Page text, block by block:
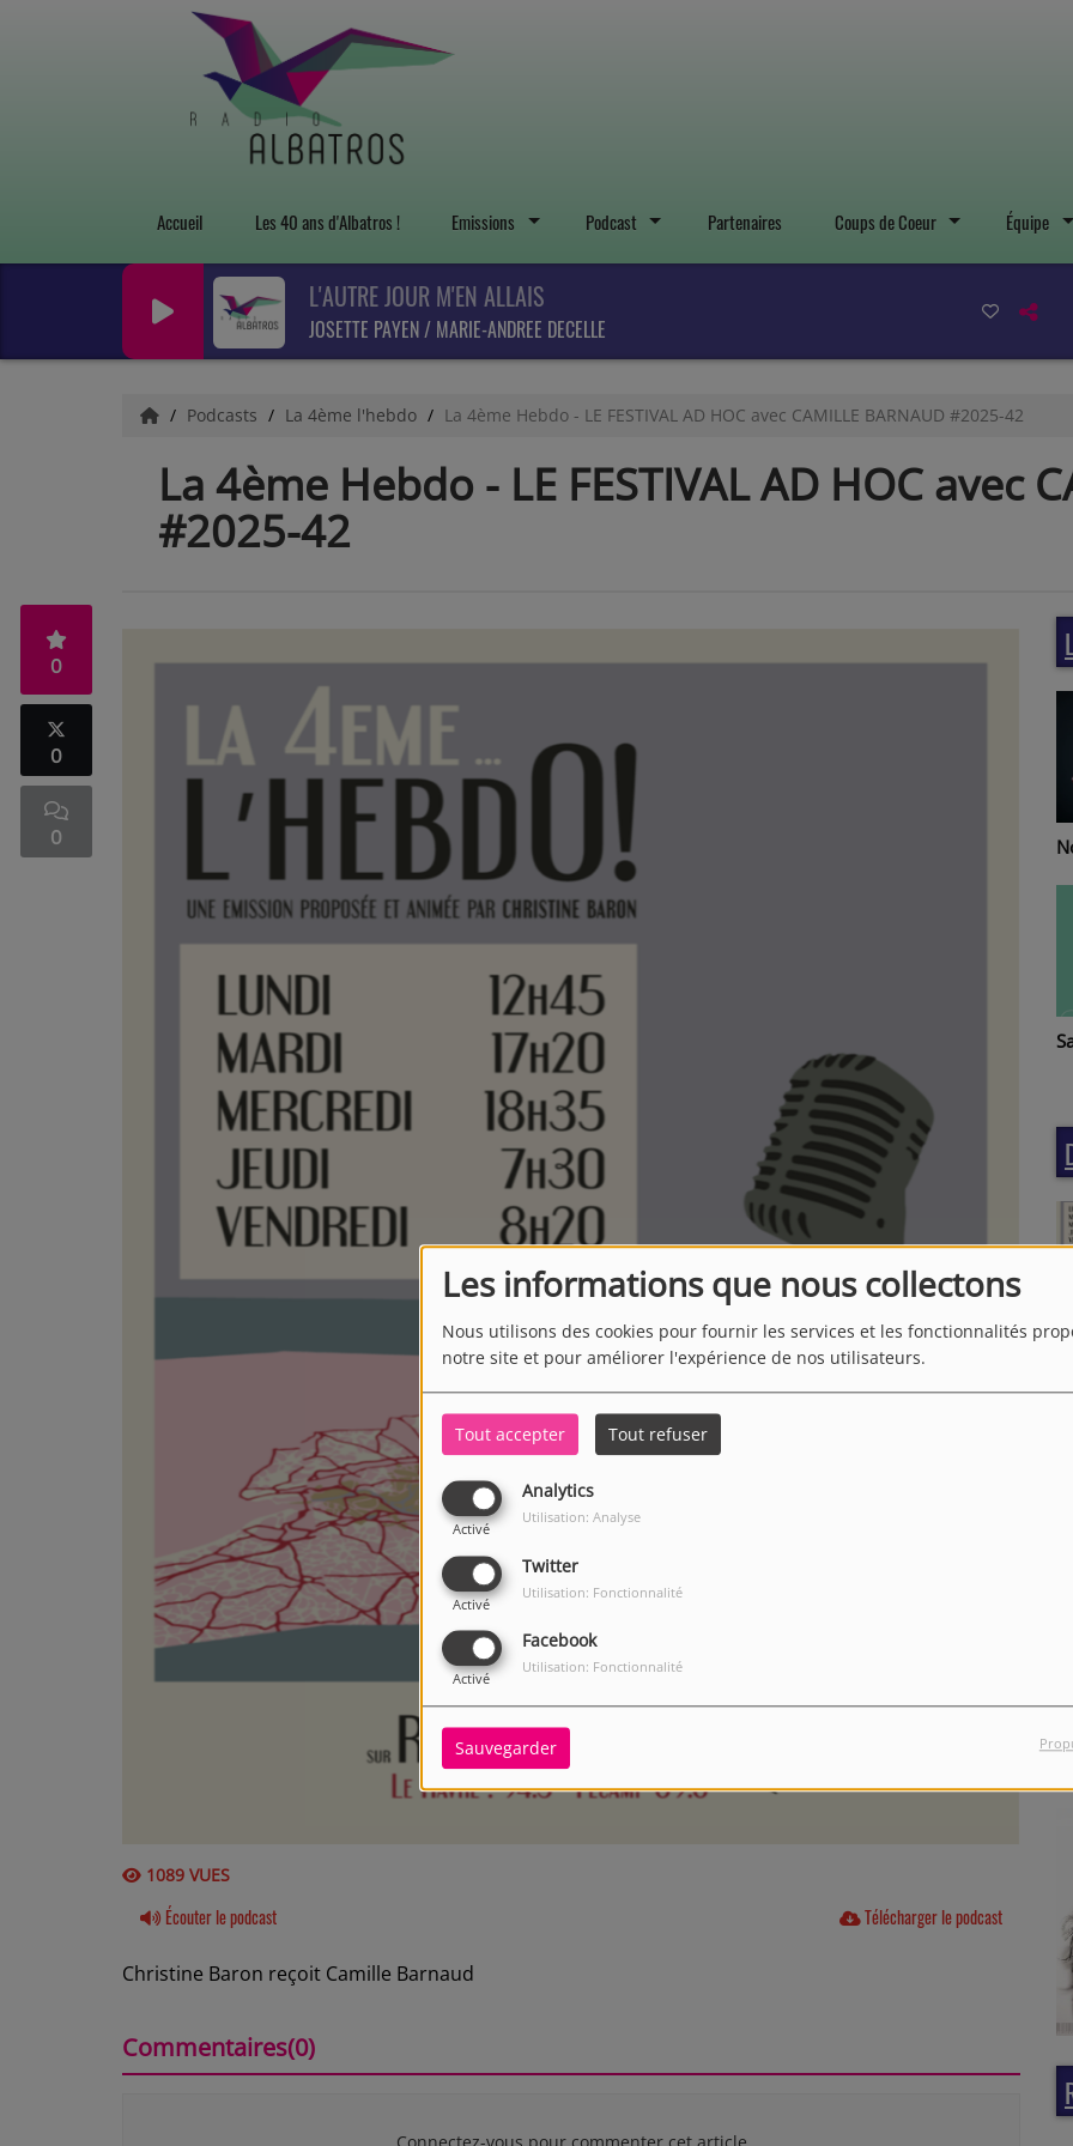
Les informations que nous collectons
Nous utilisons des cookies pour fournir les services et les fonctionnalités
notre site et pour améliorer l'expérience de nos utilisateurs.
Tout accepter Tout refuser
Analytics
Activé
Utilisation: Analyse
Twitter
Activé
Utilisation: Fonctionnalité
Facebook
Activé
Utilisation: Fonctionnalité
Sauvegarder
Accueil Les 40 ans d'Albatros ! Emissions Podcast Partenaires Coups de Coeur Équipe
L'AUTRE JOUR M'EN ALLAIS
JOSETTE PAYEN / MARIE-ANDREE DECELLE
Podcasts La 4ème l'hebdo La 4ème Hebdo - LE FESTIVAL AD HOC avec CAMILLE BARNAUD #2025-42
La 4ème Hebdo - LE FESTIVAL AD HOC avec
#2025-42
0
0
0
1089 VUES
Écouter le podcast Télécharger le podcast
Christine Baron reçoit Camille Barnaud
Commentaires(0)